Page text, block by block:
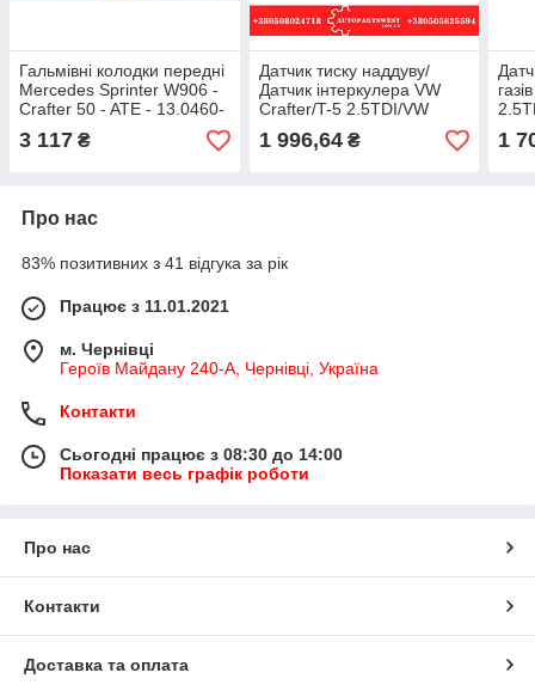
Гальмівні колодки передні
Mercedes Sprinter W906 -
Crafter 50 - ATE - 13.0460-
4725.2
3 117 ₴
Датчик тиску наддуву/
Датчик інтеркулера VW
Crafter/T-5 2.5TDI/VW
Caddy 2.0 TDI 2007>
BOSCH
1 996,64₴ 1
Про нас
83% позитивних з 41 відгука за рік
Працює з 11.01.2021
м. Чернівці
Героїв Майдану 240-А, Чернівці, Україна
Контакти
Сьогодні працює з 08:30 до 14:00
Показати весь графік роботи
Про нас
Контакти
Доставка та оплата